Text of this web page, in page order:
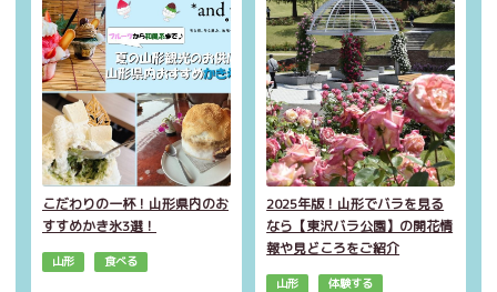
こだわりの一杯！山形県内のお
すすめかき氷3選！
山形 食べる
2025年版！山形でバラを見る
なら【東沢バラ公園】の開花情
報や見どころをご紹介
山形 体験する